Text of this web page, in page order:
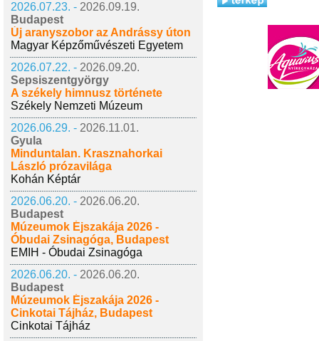
2026.07.23. - 2026.09.19.
Budapest
Új aranyszobor az Andrássy úton
Magyar Képzőművészeti Egyetem
2026.07.22. - 2026.09.20.
Sepsiszentgyörgy
A székely himnusz története
Székely Nemzeti Múzeum
2026.06.29. - 2026.11.01.
Gyula
Minduntalan. Krasznahorkai
László prózavilága
Kohán Képtár
2026.06.20. - 2026.06.20.
Budapest
Múzeumok Éjszakája 2026 -
Óbudai Zsinagóga, Budapest
EMIH - Óbudai Zsinagóga
2026.06.20. - 2026.06.20.
Budapest
Múzeumok Éjszakája 2026 -
Cinkotai Tájház, Budapest
Cinkotai Tájház